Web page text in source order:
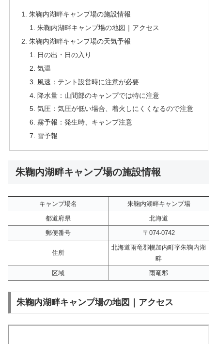
朱鞠内湖畔キャンプ場の施設情報
朱鞠内湖畔キャンプ場の地図｜アクセス
朱鞠内湖畔キャンプ場の天気予報
日の出・日の入り
気温
風速：テント設営時に注意が必要
降水量：山間部のキャンプでは特に注意
気圧：気圧が低い場合、着火しにくくなるので注意
霧予報：発生時、キャンプ注意
雪予報
朱鞠内湖畔キャンプ場の施設情報
キャンプ場名
朱鞠内湖畔キャンプ場
都道府県
北海道
郵便番号
〒074-0742
住所
北海道雨竜郡幌加内町字朱鞠内湖
畔
区域
雨竜郡
朱鞠内湖畔キャンプ場の地図｜アクセス